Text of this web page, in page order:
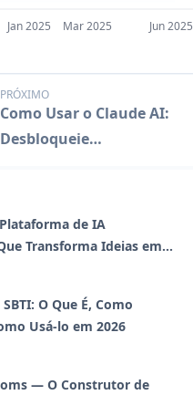
Jan 2025 Mar 2025 Jun 2025
PRÓXIMO
Como Usar o Claude AI:
Desbloqueie
de IA
Transforma Ideias em
para Lançamento
O Que É, Como
Usá-lo em 2026
— O Construtor de